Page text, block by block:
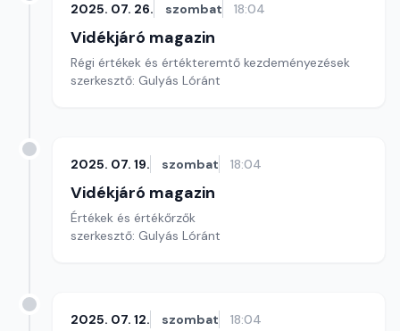
2025. 07. 26. szombat 18:04
Vidékjáró magazin
Régi értékek és értékteremtő kezdeményezések
szerkesztő: Gulyás Lóránt
2025. 07. 19. szombat 18:04
Vidékjáró magazin
Értékek és értékőrzők
szerkesztő: Gulyás Lóránt
2025. 07. 12. szombat 18:04